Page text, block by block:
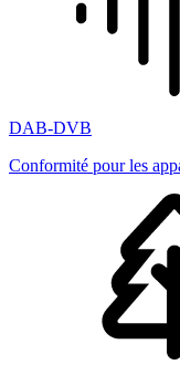
DAB-DVB
Conformité pour les